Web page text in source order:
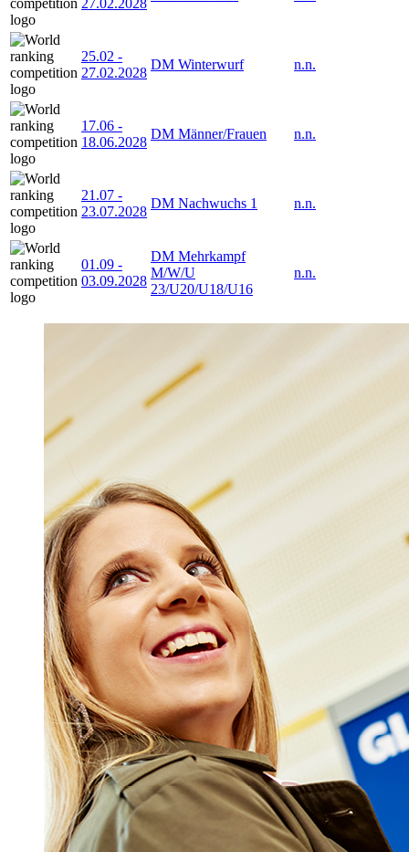
27.02.2028
25.02 -
27.02.2028
DM Winterwurf n.n.
17.06 -
18.06.2028
DM Männer/Frauen n.n.
21.07 -
23.07.2028
DM Nachwuchs 1 n.n.
01.09 -
03.09.2028
DM Mehrkampf
M/W/U
23/U20/U18/U16
n.n.